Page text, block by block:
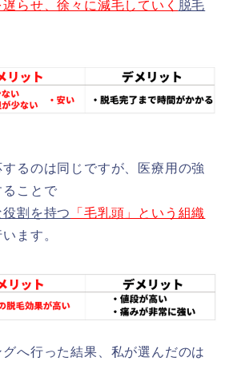
らせ、徐々に減毛していく 脱毛
るのは同じですが、医療用の強
ることで
割を持つ
「毛乳頭」という組織
ます。
へ行った結果、私が選んだのは